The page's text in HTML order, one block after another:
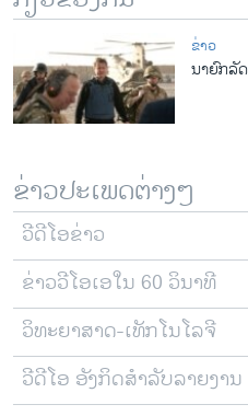
ສຽງ
ລາຍການກະຈາຍສຽງ
ລາຍງານ
ຕິດຕາມພວກເຮົາ ທີ່
ພາສາຕ່າງໆ
ຂ່າວ
ນາຍົກລັ
ຂ່າວປະເພດຕ່າງໆ
ວີດີໂອຂ່າວ
ຂ່າວວີໂອເອໃນ 60 ວິນາທີ
ວິທະຍາສາດ-ເທັກໂນໂລຈີ
ວີດີໂອ ອັງກິດສຳລັບລາຍງານ